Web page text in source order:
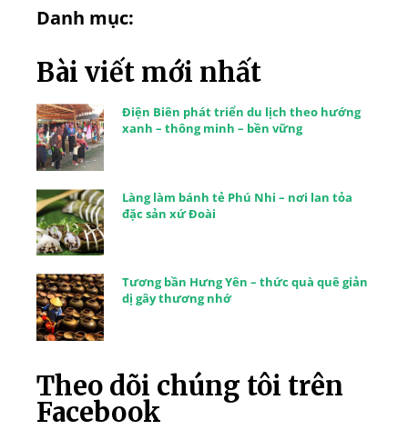
Danh mục:
Bài viết mới nhất
Điện Biên phát triển du lịch theo hướng
xanh – thông minh – bền vững
Làng làm bánh tẻ Phú Nhi – nơi lan tỏa
đặc sản xứ Đoài
Tương bần Hưng Yên – thức quà quê giản
dị gây thương nhớ
Theo dõi chúng tôi trên
Facebook